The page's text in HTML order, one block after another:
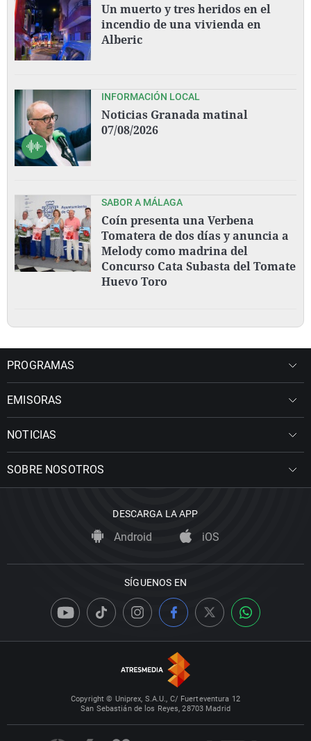
Un muerto y tres heridos en el
incendio de una vivienda en
Alberic
INFORMACIÓN LOCAL
Noticias Granada matinal
07/08/2026
SABOR A MÁLAGA
Coín presenta una Verbena
Tomatera de dos días y anuncia a
Melody como madrina del
Concurso Cata Subasta del Tomate
Huevo Toro
PROGRAMAS
EMISORAS
NOTICIAS
SOBRE NOSOTROS
DESCARGA LA APP
Android iOS
SÍGUENOS EN
Copyright © Uniprex, S.A.U., C/ Fuerteventura 12
San Sebastián de los Reyes, 28703 Madrid